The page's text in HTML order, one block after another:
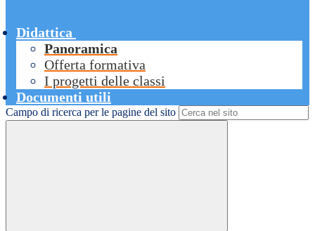
Didattica
Panoramica
Offerta formativa
I progetti delle classi
Documenti utili
Campo di ricerca per le pagine del sito